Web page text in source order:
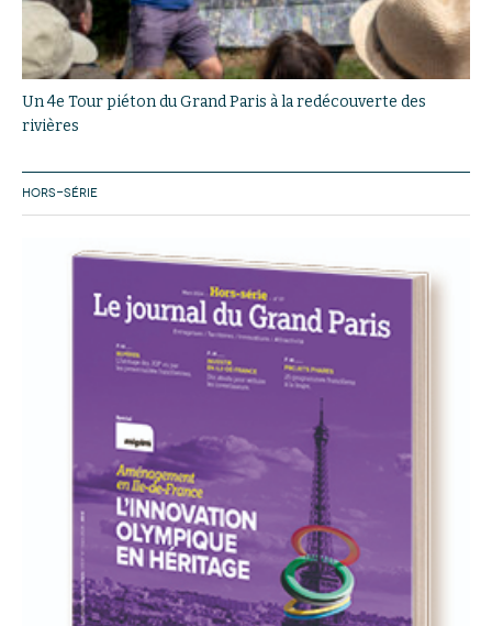
Un 4e Tour piéton du Grand Paris à la redécouverte des
rivières
HORS-SÉRIE